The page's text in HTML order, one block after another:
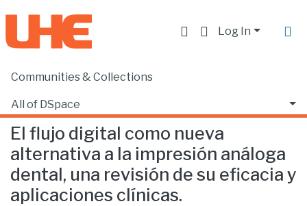
Log In
Communities & Collections
All of DSpace
Statistics
Home
El flujo digital como nueva
alternativa a la impresión análoga
dental, una revisión de su eficacia y
aplicaciones clínicas.